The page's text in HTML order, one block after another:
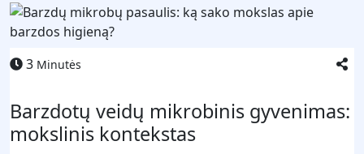
3 Minutės
Barzdotų veidų mikrobinis gyvenimas:
mokslinis kontekstas